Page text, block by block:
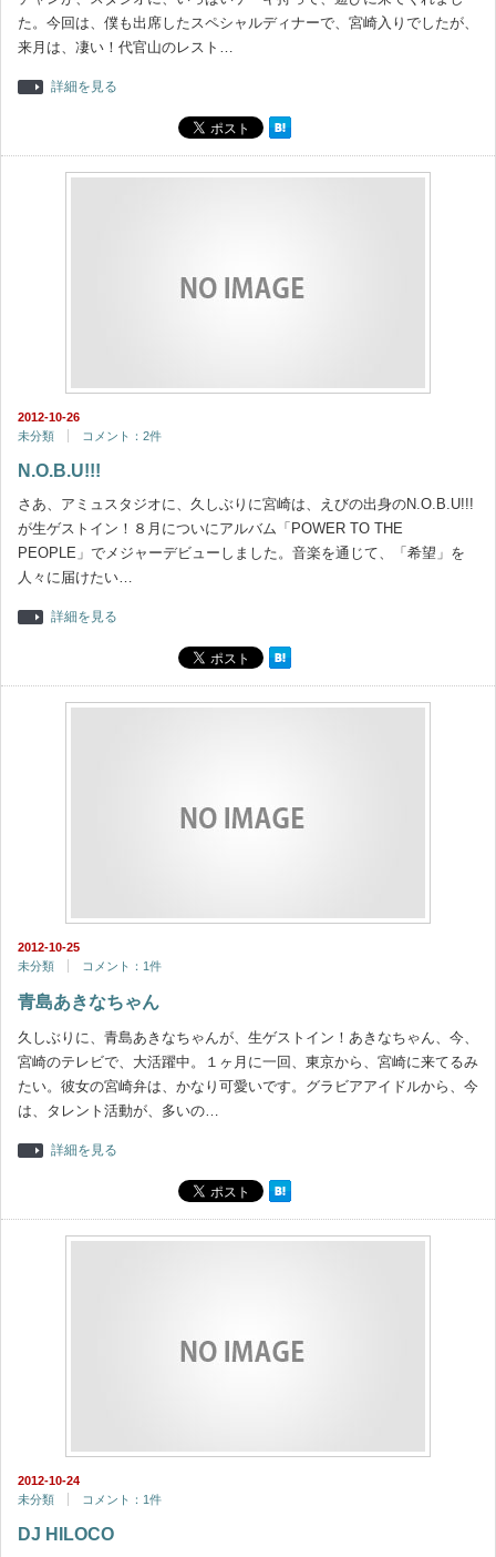
た。今回は、僕も出席したスペシャルディナーで、宮崎入りでしたが、
来月は、凄い！代官山のレスト…
詳細を見る
2012-10-26
未分類
コメント：2件
N.O.B.U!!!
さあ、アミュスタジオに、久しぶりに宮崎は、えびの出身のN.O.B.U!!!
が生ゲストイン！８月についにアルバム「POWER TO THE
PEOPLE」でメジャーデビューしました。音楽を通じて、「希望」を
人々に届けたい…
詳細を見る
2012-10-25
未分類
コメント：1件
青島あきなちゃん
久しぶりに、青島あきなちゃんが、生ゲストイン！あきなちゃん、今、
宮崎のテレビで、大活躍中。１ヶ月に一回、東京から、宮崎に来てるみ
たい。彼女の宮崎弁は、かなり可愛いです。グラビアアイドルから、今
は、タレント活動が、多いの…
詳細を見る
2012-10-24
未分類
コメント：1件
DJ HILOCO